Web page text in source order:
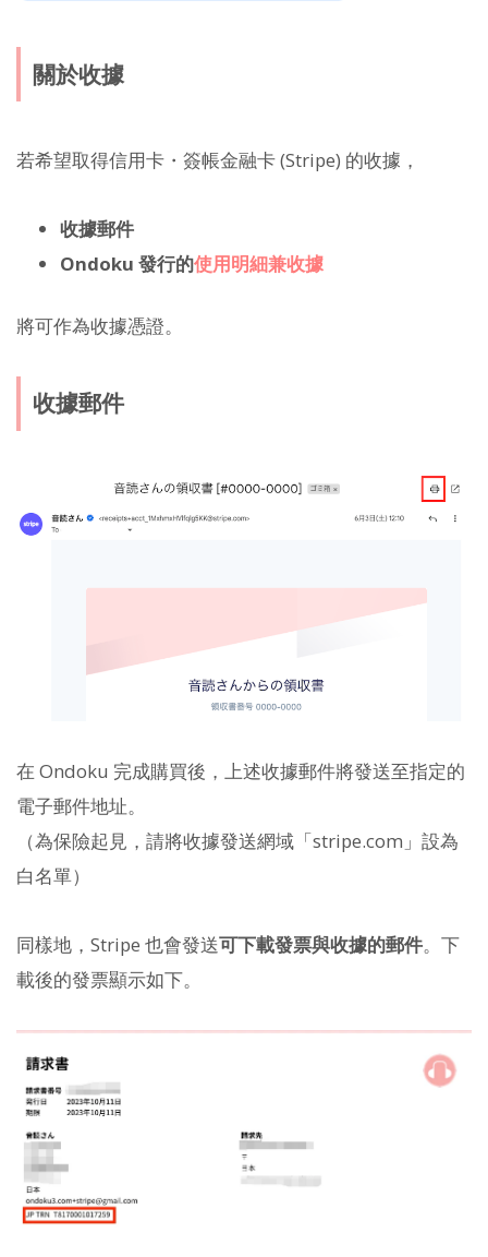
關於收據
若希望取得信用卡・簽帳金融卡 (Stripe) 的收據，
收據郵件
Ondoku 發行的使用明細兼收據
將可作為收據憑證。
收據郵件
在 Ondoku 完成購買後，上述收據郵件將發送至指定的
電子郵件地址。
（為保險起見，請將收據發送網域「stripe.com」設為
白名單）
同樣地，Stripe 也會發送可下載發票與收據的郵件。下
載後的發票顯示如下。